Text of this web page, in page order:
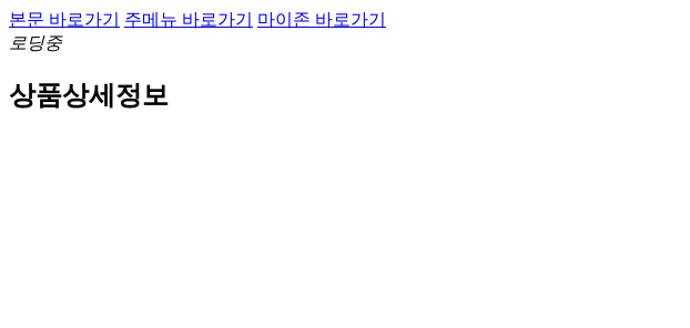
본문 바로가기 주메뉴 바로가기
마이존 바로가기
로딩중
상품상세정보